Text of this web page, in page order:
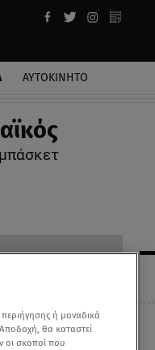
ΑΥΤΟΚΙΝΗΤΟ
ή μοναδικά
θα καταστεί
οι σκοποί που